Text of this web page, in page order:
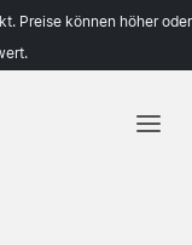
Preise können höher oder